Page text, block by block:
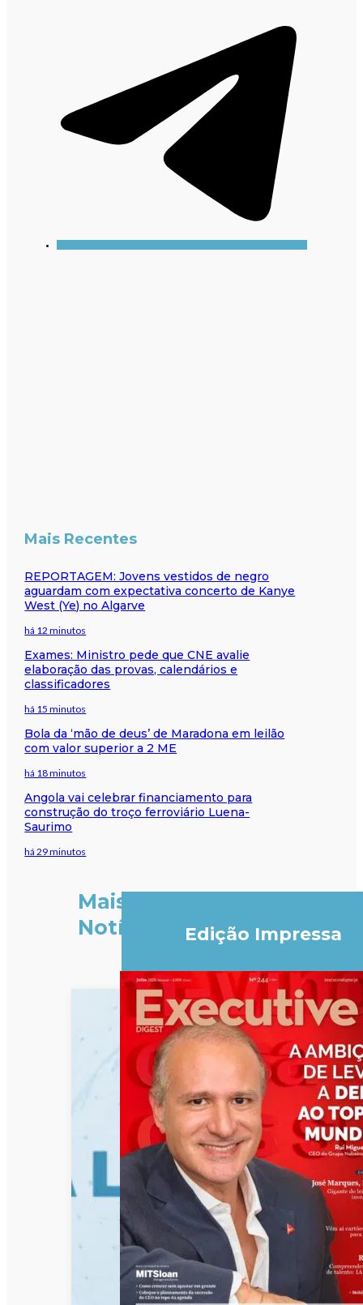
Mais Recentes
REPORTAGEM: Jovens vestidos de negro
aguardam com expectativa concerto de Kanye
West (Ye) no Algarve
há 12 minutos
Exames: Ministro pede que CNE avalie
elaboração das provas, calendários e
classificadores
há 15 minutos
Bola da ‘mão de deus’ de Maradona em leilão
com valor superior a 2 ME
há 18 minutos
Angola vai celebrar financiamento para
construção do troço ferroviário Luena-
Saurimo
há 29 minutos
Mais
Notícias
Edição Impressa